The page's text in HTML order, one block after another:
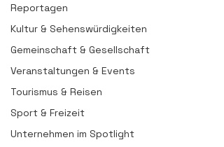
Reportagen
Kultur & Sehenswürdigkeiten
Gemeinschaft & Gesellschaft
Veranstaltungen & Events
Tourismus & Reisen
Sport & Freizeit
Unternehmen im Spotlight